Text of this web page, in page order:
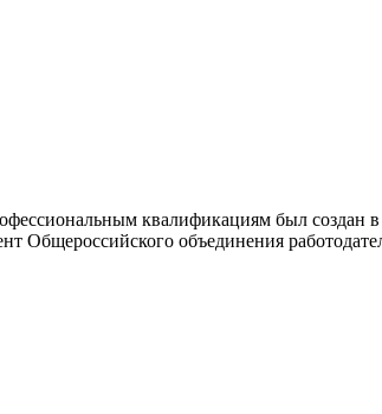
квалификациям был создан
Общероссийского объединения